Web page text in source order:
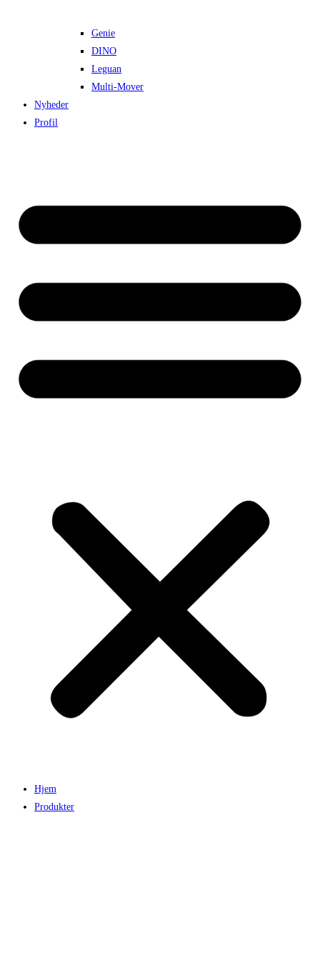
Genie
DINO
Leguan
Multi-Mover
Nyheder
Profil
Hjem
Produkter